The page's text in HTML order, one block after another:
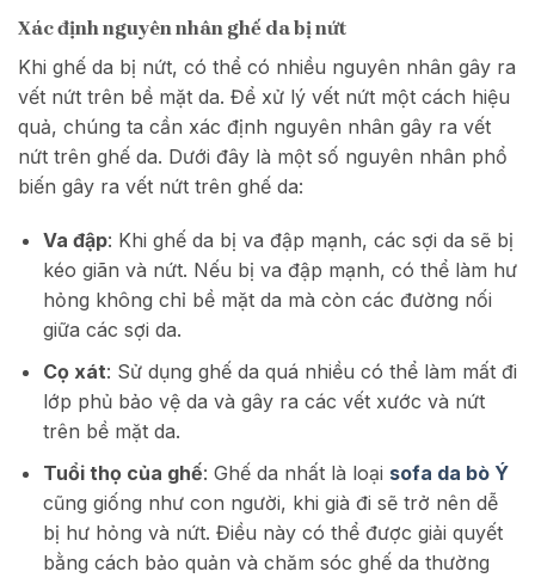
Xác định nguyên nhân ghế da bị nứt
Khi ghế da bị nứt, có thể có nhiều nguyên nhân gây ra
vết nứt trên bề mặt da. Để xử lý vết nứt một cách hiệu
quả, chúng ta cần xác định nguyên nhân gây ra vết
nứt trên ghế da. Dưới đây là một số nguyên nhân phổ
biến gây ra vết nứt trên ghế da:
Va đập: Khi ghế da bị va đập mạnh, các sợi da sẽ bị
kéo giãn và nứt. Nếu bị va đập mạnh, có thể làm hư
hỏng không chỉ bề mặt da mà còn các đường nối
giữa các sợi da.
Cọ xát: Sử dụng ghế da quá nhiều có thể làm mất đi
lớp phủ bảo vệ da và gây ra các vết xước và nứt
trên bề mặt da.
Tuổi thọ của ghế: Ghế da nhất là loại sofa da bò Ý
cũng giống như con người, khi già đi sẽ trở nên dễ
bị hư hỏng và nứt. Điều này có thể được giải quyết
bằng cách bảo quản và chăm sóc ghế da thường